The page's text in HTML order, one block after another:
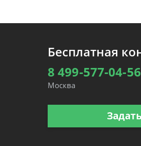
Бесплатная
8 499-577-04-56
Москва